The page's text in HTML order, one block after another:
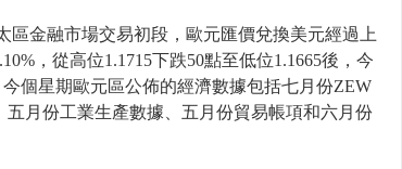
區金融市場交易初段，歐元匯價兌換美元經過上
，從高位1.1715下跌50點至低位1.1665後，今
今個星期歐元區公佈的經濟數據包括七月份ZEW
五月份工業生產數據、五月份貿易帳項和六月份